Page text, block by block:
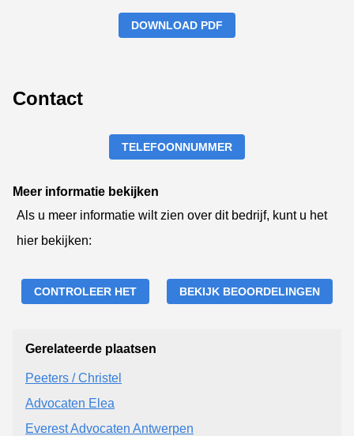
DOWNLOAD PDF
Contact
TELEFOONNUMMER
Meer informatie bekijken
Als u meer informatie wilt zien over dit bedrijf, kunt u het
hier bekijken:
CONTROLEER HET BEKIJK BEOORDELINGEN
Gerelateerde plaatsen
Peeters / Christel
Advocaten Elea
Everest Advocaten Antwerpen